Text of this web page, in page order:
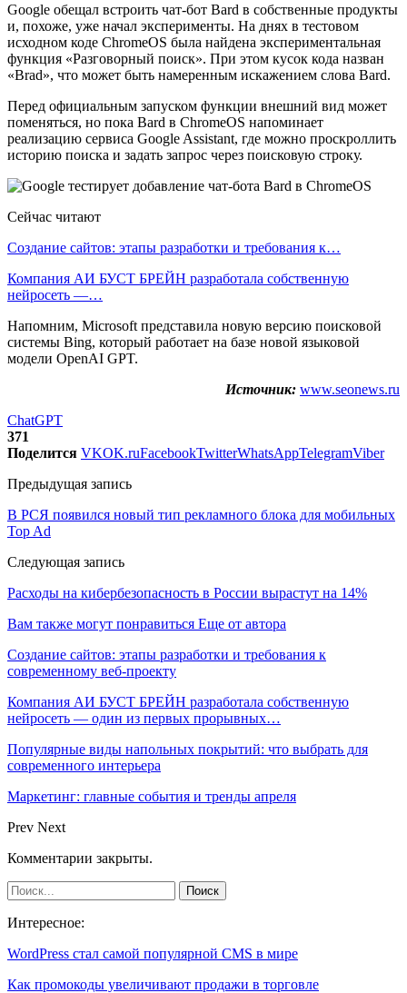
Google обещал встроить чат-бот Bard в собственные продукты
и, похоже, уже начал эксперименты. На днях в тестовом
исходном коде ChromeOS была найдена экспериментальная
функция «Разговорный поиск». При этом кусок кода назван
«Brad», что может быть намеренным искажением слова Bard.
Перед официальным запуском функции внешний вид может
поменяться, но пока Вard в ChromeOS напоминает
реализацию сервиса Google Assistant, где можно проскроллить
историю поиска и задать запрос через поисковую строку.
Сейчас читают
Создание сайтов: этапы разработки и требования к…
Компания АИ БУСТ БРЕЙН разработала собственную
нейросеть —…
Напомним, Microsoft представила новую версию поисковой
системы Bing, который работает на базе новой языковой
модели OpenAI GPT.
Источник: www.seonews.ru
ChatGPT
371
Поделится VKOK.ruFacebookTwitterWhatsAppTelegramViber
Предыдущая запись
В РСЯ появился новый тип рекламного блока для мобильных
Top Ad
Следующая запись
Расходы на кибербезопасность в России вырастут на 14%
Вам также могут понравиться Еще от автора
Создание сайтов: этапы разработки и требования к
современному веб-проекту
Компания АИ БУСТ БРЕЙН разработала собственную
нейросеть — один из первых прорывных…
Популярные виды напольных покрытий: что выбрать для
современного интерьера
Маркетинг: главные события и тренды апреля
Prev Next
Комментарии закрыты.
Интересное:
WordPress стал самой популярной CMS в мире
Как промокоды увеличивают продажи в торговле